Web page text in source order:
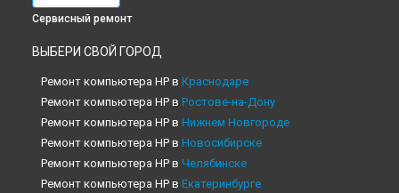
Сервисный ремонт
ВЫБЕРИ СВОЙ ГОРОД
Ремонт компьютера HP в Краснодаре
Ремонт компьютера HP в Ростове-на-Дону
Ремонт компьютера HP в Нижнем Новгороде
Ремонт компьютера HP в Новосибирске
Ремонт компьютера HP в Челябинске
Ремонт компьютера HP в Екатеринбурге